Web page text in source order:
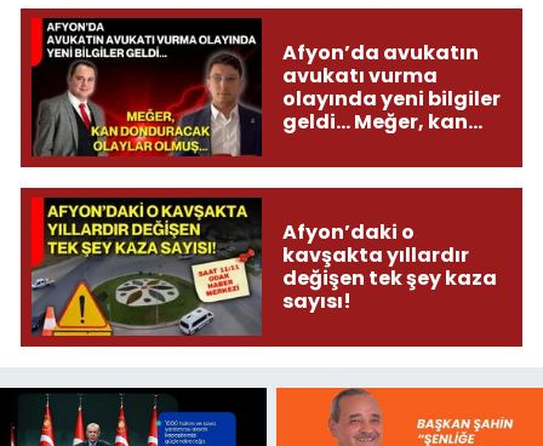
Afyon’da avukatın
avukatı vurma
olayında yeni bilgiler
geldi... Meğer, kan
olmuş...
Afyon’daki o
kavşakta yıllardır
değişen tek şey kaza
sayısı!